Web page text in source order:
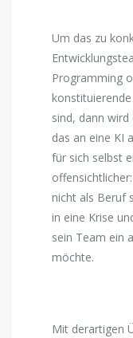
Um das zu
Programming
sind, dann
das an eine KI
für sich selbst
nicht als Beruf
in eine Krise
sein Team ein
möchte.
Mit derartigen